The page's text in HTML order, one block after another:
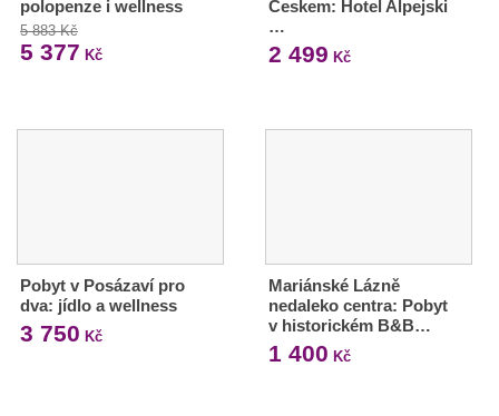
polopenze i wellness
5 883 Kč
5 377 Kč
Českem: Hotel Alpejski
…
2 499 Kč
Pobyt v Posázaví pro
dva: jídlo a wellness
3 750 Kč
Mariánské Lázně
nedaleko centra: Pobyt
v historickém B&B…
1 400 Kč